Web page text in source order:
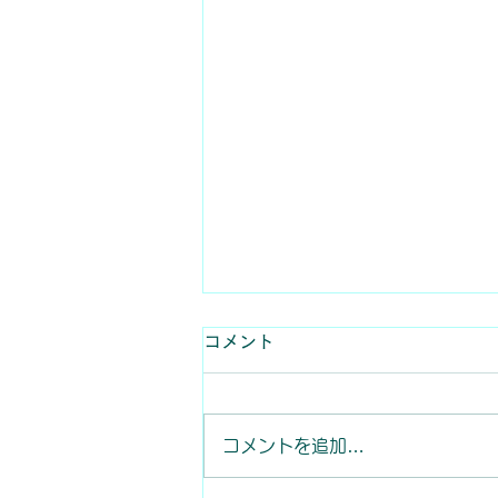
第4回 五ヶ瀬川支流 三ヶ所
川 全国渓流釣り大会 開催の
お知らせ
回 全国渓流釣り大会」を開催い
たします。 ヤマメ・サクラマ
コメント
コメントを追加…